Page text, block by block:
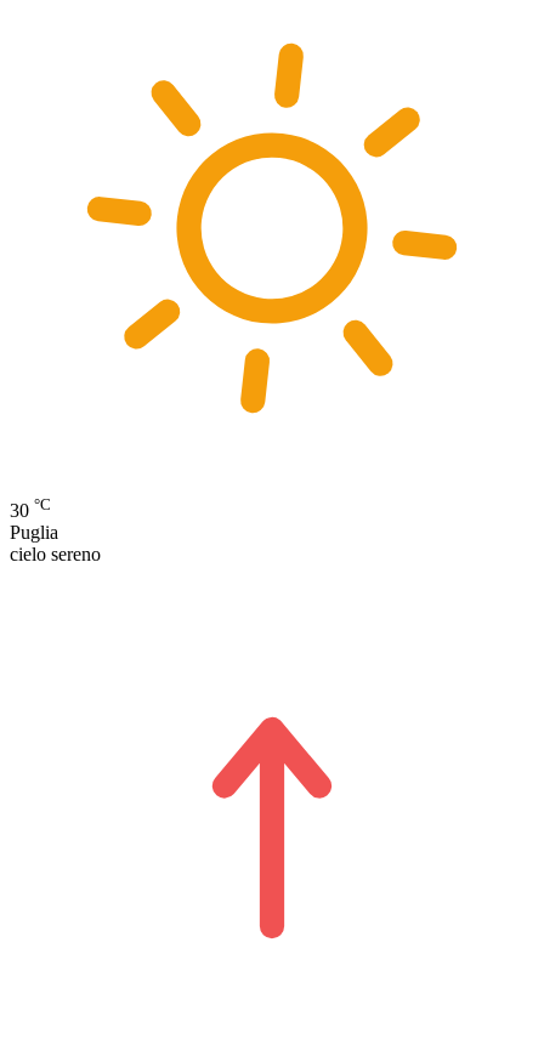
30 °C
Puglia
cielo sereno